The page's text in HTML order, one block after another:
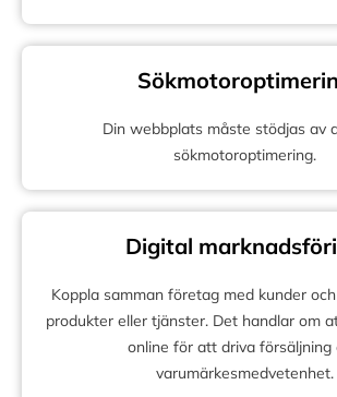
Din webbplats måste stödjas av
sökmotoroptimering.
Digital
Koppla samman företag med kunder
produkter eller tjänster. Det handlar om
online för att driva försäljning
varumärkesmedvetenhet.